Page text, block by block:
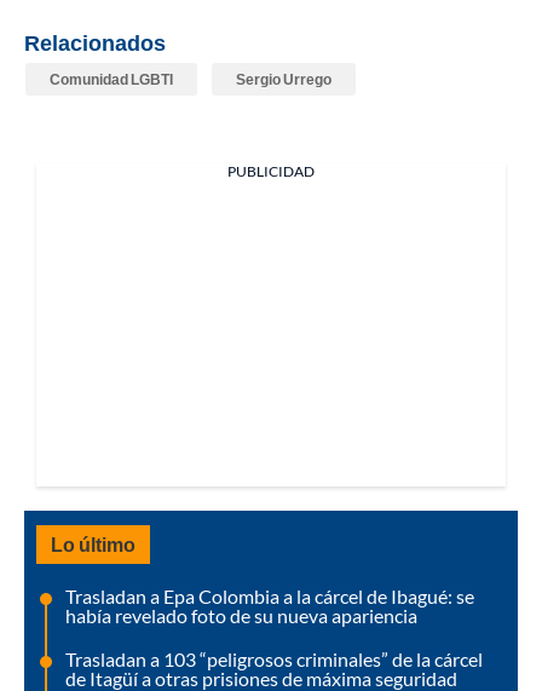
Relacionados
Comunidad LGBTI Sergio Urrego
PUBLICIDAD
Lo último
Trasladan a Epa Colombia a la cárcel de Ibagué: se
había revelado foto de su nueva apariencia
Trasladan a 103 “peligrosos criminales” de la cárcel
de Itagüí a otras prisiones de máxima seguridad